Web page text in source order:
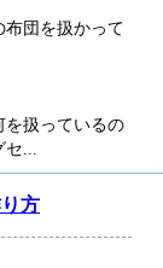
布団を扱かって
を扱っているの
...
方